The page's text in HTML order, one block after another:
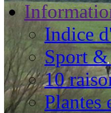
Indice
Sport &
10
Plantes